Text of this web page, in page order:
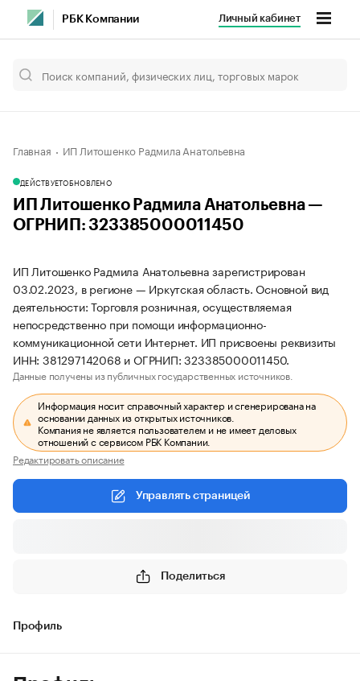
РБК Компании Личный кабинет
Главная ИП Литошенко Радмила Анатольевна
ДЕЙСТВУЕТОБНОВЛЕНО
ИП Литошенко Радмила Анатольевна —
ОГРНИП: 323385000011450
ИП Литошенко Радмила Анатольевна зарегистрирован
03.02.2023, в регионе — Иркутская область. Основной вид
деятельности: Торговля розничная, осуществляемая
непосредственно при помощи информационно-
коммуникационной сети Интернет. ИП присвоены реквизиты
ИНН: 381297142068 и ОГРНИП: 323385000011450.
Данные получены из публичных государственных источников.
Информация носит справочный характер и сгенерирована на
основании данных из открытых источников.
Компания не является пользователем и не имеет деловых
отношений с сервисом РБК Компании.
Редактировать описание
Управлять страницей
Поделиться
Профиль